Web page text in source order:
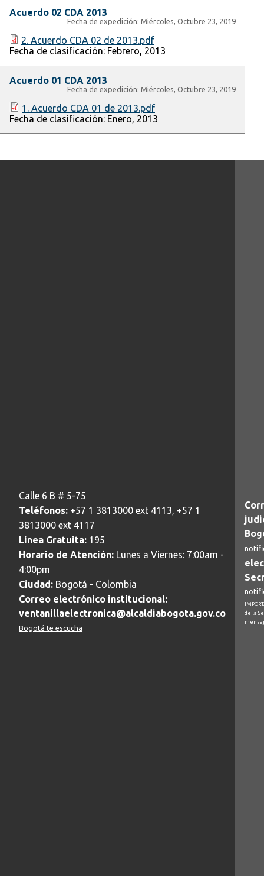
Acuerdo 02 CDA 2013
Fecha de expedición: Miércoles, Octubre 23, 2019
2. Acuerdo CDA 02 de 2013.pdf
Fecha de clasificación: Febrero, 2013
Acuerdo 01 CDA 2013
Fecha de expedición: Miércoles, Octubre 23, 2019
1. Acuerdo CDA 01 de 2013.pdf
Fecha de clasificación: Enero, 2013
Calle 6 B # 5-75
Teléfonos: +57 1 3813000 ext 4113, +57 1
3813000 ext 4117
Linea Gratuita: 195
Horario de Atención: Lunes a Viernes: 7:00am -
4:00pm
Ciudad: Bogotá - Colombia
Correo electrónico institucional:
ventanillaelectronica@alcaldiabogota.gov.co
Bogotá te escucha
de la